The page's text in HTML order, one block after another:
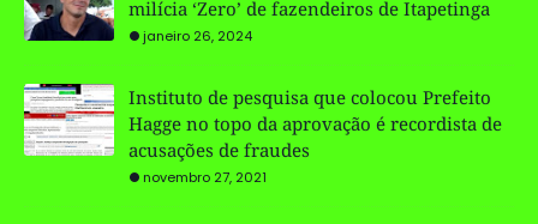
milícia ‘Zero’ de fazendeiros de Itapetinga
janeiro 26, 2024
Instituto de pesquisa que colocou Prefeito
Hagge no topo da aprovação é recordista de
acusações de fraudes
novembro 27, 2021